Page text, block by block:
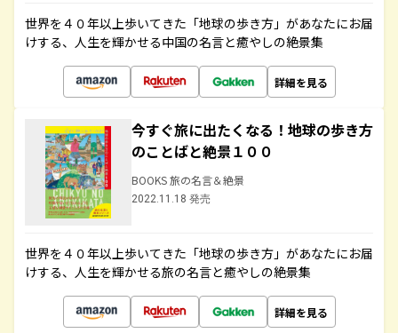
世界を４０年以上歩いてきた「地球の歩き方」があなたにお届
けする、人生を輝かせる中国の名言と癒やしの絶景集
詳細を見る
今すぐ旅に出たくなる！地球の歩き方
のことばと絶景１００
BOOKS 旅の名言＆絶景
2022.11.18 発売
世界を４０年以上歩いてきた「地球の歩き方」があなたにお届
けする、人生を輝かせる旅の名言と癒やしの絶景集
詳細を見る